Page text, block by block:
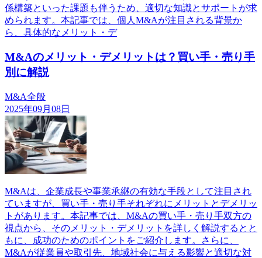
係構築といった課題も伴うため、適切な知識とサポートが求
められます。本記事では、個人M&Aが注目される背景か
ら、具体的なメリット・デ
M&Aのメリット・デメリットは？買い手・売り手
別に解説
M&A全般
2025年09月08日
M&Aは、企業成長や事業承継の有効な手段として注目され
ていますが、買い手・売り手それぞれにメリットとデメリッ
トがあります。本記事では、M&Aの買い手・売り手双方の
視点から、そのメリット・デメリットを詳しく解説するとと
もに、成功のためのポイントをご紹介します。さらに、
M&Aが従業員や取引先、地域社会に与える影響と適切な対